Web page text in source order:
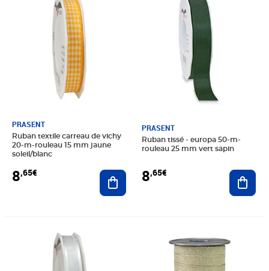
PRASENT
Ruban textile carreau de vichy
20-m-rouleau 15 mm jaune
soleil/blanc
8,65€ Ajouter au panier
PRASENT
Ruban tissé - europa 50-m-
rouleau 25 mm vert sapin
8,65€